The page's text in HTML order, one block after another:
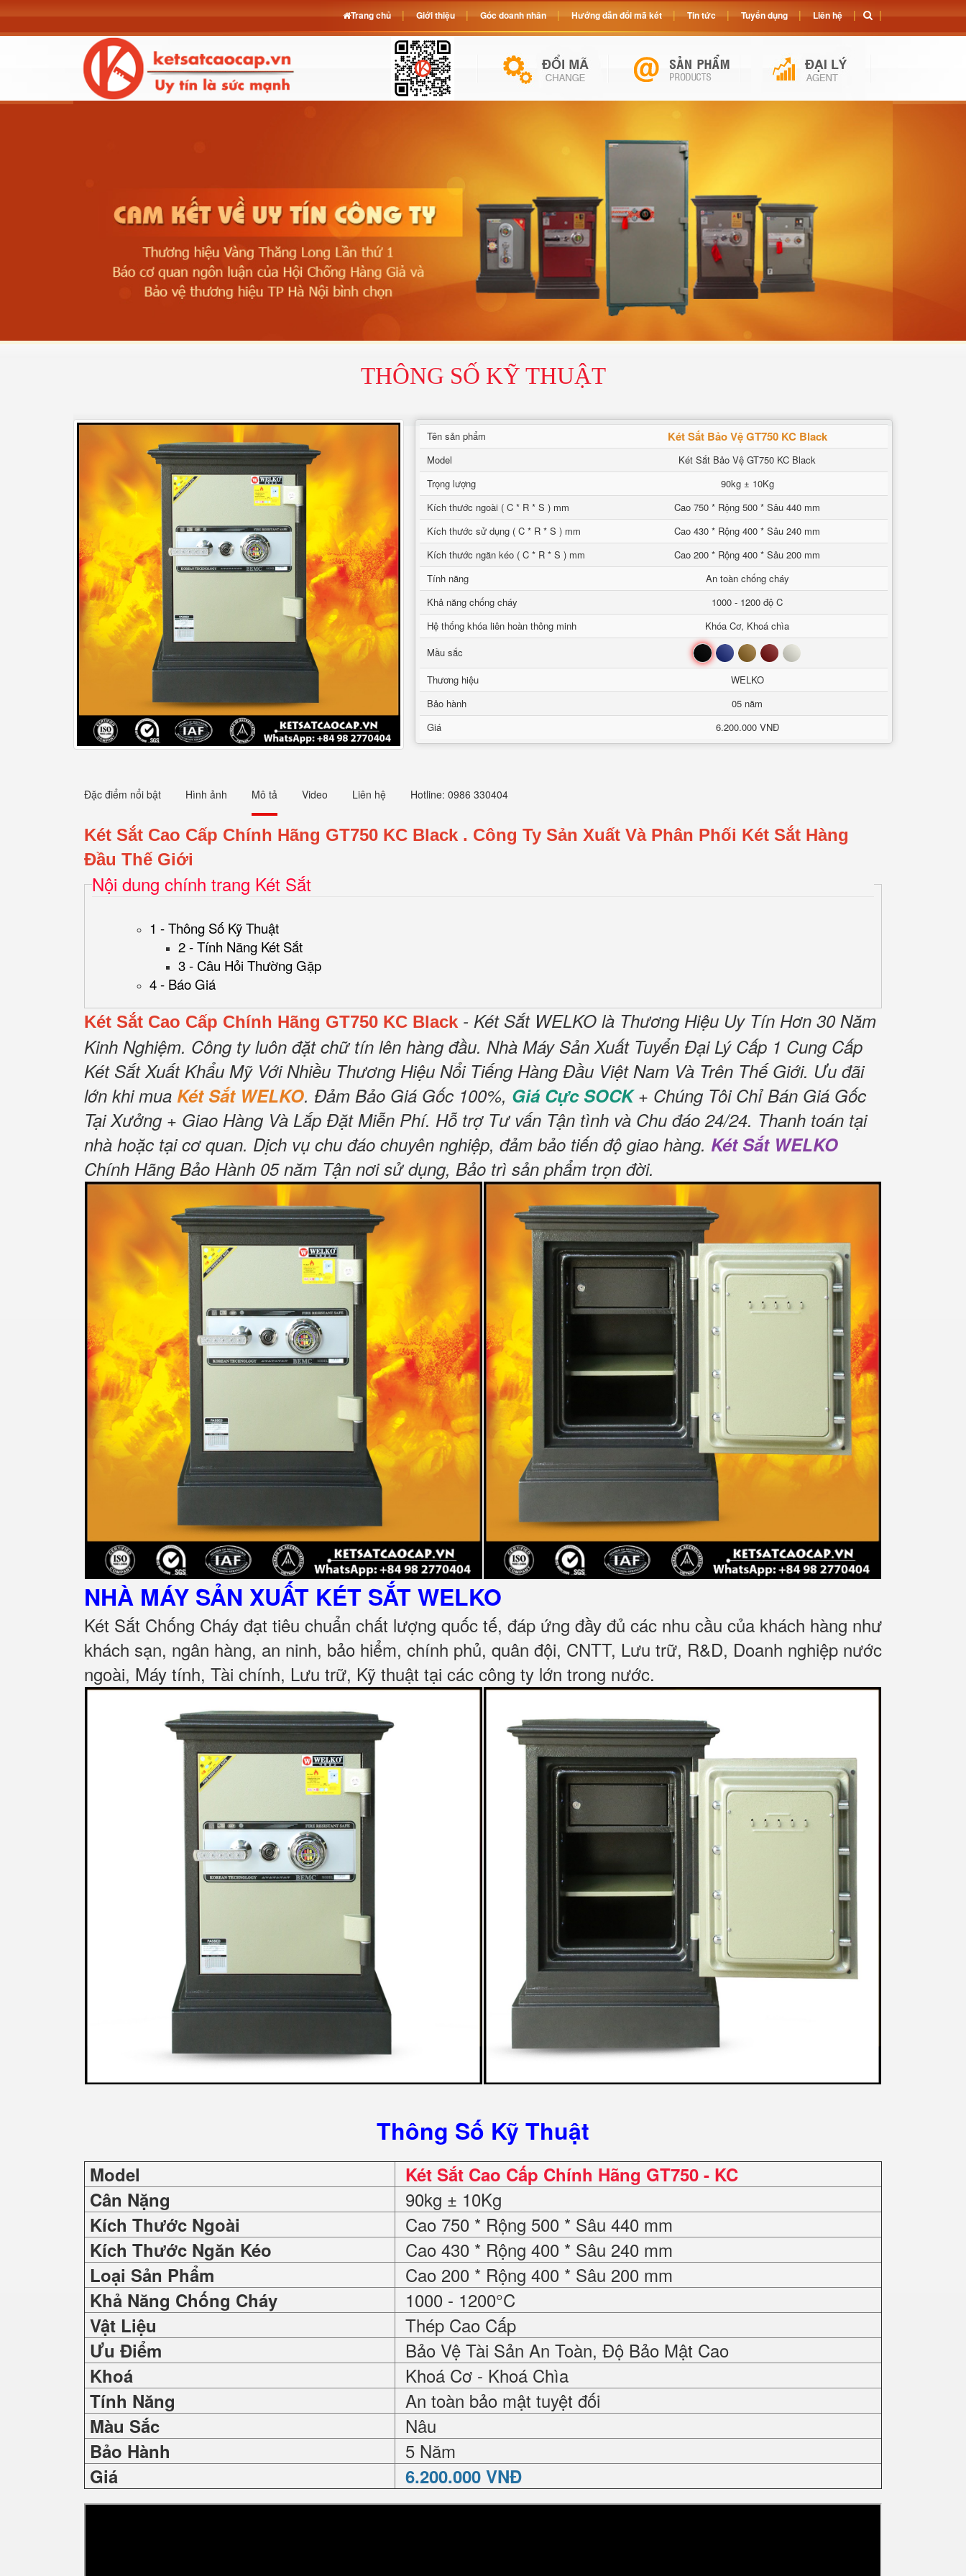
THÔNG SỐ KỸ THUẬT
Tên sản phẩm Két Sắt Bảo Vệ GT750 KC Black
Model
Két Sắt Bảo Vệ GT750 KC Black
Trọng lượng
90kg ± 10Kg
Kích thước ngoài ( C * R * S ) mm
Cao 750 * Rộng 500 * Sâu 440 mm
Kích thước sử dụng ( C * R * S ) mm
Cao 430 * Rộng 400 * Sâu 240 mm
Kích thước ngăn kéo ( C * R * S ) mm
Cao 200 * Rộng 400 * Sâu 200 mm
Tính năng
An toàn chống cháy
Khả năng chống cháy
1000 - 1200 độ C
Hệ thống khóa liên hoàn thông minh
Khóa Cơ, Khoá chìa
Mầu sắc
Đen Xanh Nâu Đỏ Trắng
Thương hiệu
WELKO
Bảo hành
05 năm
Giá
6.200.000 VNĐ
Đặc điểm nổi bật Hình ảnh Mô tả Video Liên hệ Hotline: 0986 330404
Két Sắt Cao Cấp Chính Hãng GT750 KC Black . Công Ty Sản Xuất Và Phân Phối Két Sắt Hàng
Đầu Thế Giới
Nội dung chính trang Két Sắt
1 - Thông Số Kỹ Thuật
2 - Tính Năng Két Sắt
3 - Câu Hỏi Thường Gặp
4 - Báo Giá
Két Sắt Cao Cấp Chính Hãng GT750 KC Black - Két Sắt WELKO là Thương Hiệu Uy Tín Hơn 30 Năm
Kinh Nghiệm. Công ty luôn đặt chữ tín lên hàng đầu. Nhà Máy Sản Xuất Tuyển Đại Lý Cấp 1 Cung Cấp
Két Sắt Xuất Khẩu Mỹ Với Nhiều Thương Hiệu Nổi Tiếng Hàng Đầu Việt Nam Và Trên Thế Giới. Ưu đãi
lớn khi mua Két Sắt WELKO. Đảm Bảo Giá Gốc 100%, Giá Cực SOCK+ Chúng Tôi Chỉ Bán Giá Gốc
Tại Xưởng + Giao Hàng Và Lắp Đặt Miễn Phí. Hỗ trợ Tư vấn Tận tình và Chu đáo 24/24. Thanh toán tại
nhà hoặc tại cơ quan. Dịch vụ chu đáo chuyên nghiệp, đảm bảo tiến độ giao hàng. Két Sắt WELKO
Chính Hãng Bảo Hành 05 năm Tận nơi sử dụng, Bảo trì sản phẩm trọn đời.
NHÀ MÁY SẢN XUẤT KÉT SẮTWELKO
Két Sắt Chống Cháy đạt tiêu chuẩn chất lượng quốc tế, đáp ứng đầy đủ các nhu cầu của khách hàng như
khách sạn, ngân hàng, an ninh, bảo hiểm, chính phủ, quân đội, CNTT, Lưu trữ, R&D, Doanh nghiệp nước
ngoài, Máy tính, Tài chính, Lưu trữ, Kỹ thuật tại các công ty lớn trong nước.
Thông Số Kỹ Thuật
Model
Két Sắt Cao Cấp Chính Hãng GT750 - KC
Cân Nặng
90kg ± 10Kg
Kích Thước Ngoài Cao 750 * Rộng 500 * Sâu 440 mm
Kích Thước Ngăn Kéo Cao 430 * Rộng 400 * Sâu 240 mm
Loại Sản Phẩm Cao 200 * Rộng 400 * Sâu 200 mm
Khả Năng Chống Cháy 1000 - 1200°C
Vật Liệu Thép Cao Cấp
Ưu Điểm Bảo Vệ Tài Sản An Toàn, Độ Bảo Mật Cao
Khoá Khoá Cơ - Khoá Chìa
Tính Năng An toàn bảo mật tuyệt đối
Màu Sắc Nâu
Bảo Hành 5 Năm
Giá 6.200.000 VNĐ
Trang chủ Giới thiệu Góc doanh nhân Hướng dẫn đổi mã két Tin tức Tuyển dụng Liên hệ